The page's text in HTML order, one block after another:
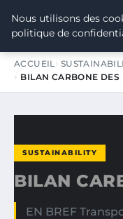
TOUR DE
ACCUEIL
BILAN CARBONE DES
SUSTAINABILITY
BILAN
EN BREF
Nous utilisons des
politique de